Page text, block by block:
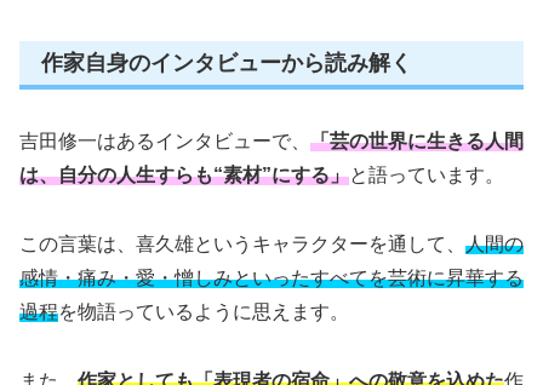
作家自身のインタビューから読み解く
吉田修一はあるインタビューで、 「芸の世界に生きる人間
は、自分の人生すらも“素材”にする」と語っています。
この言葉は、喜久雄というキャラクターを通して、 人間の
感情・痛み・愛・憎しみといったすべてを芸術に昇華する
過程を物語っているように思えます。
また、 作家としても「表現者の宿命」への敬意を込めた作